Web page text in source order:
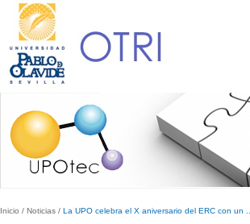
Inicio / Noticias / La UPO celebra el X aniversario del ERC con un ...